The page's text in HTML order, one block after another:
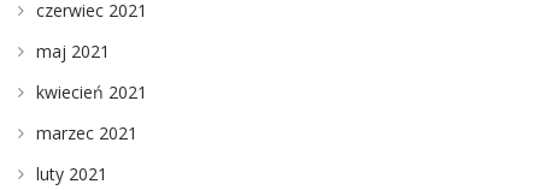
czerwiec 2021
maj 2021
kwiecień 2021
marzec 2021
luty 2021